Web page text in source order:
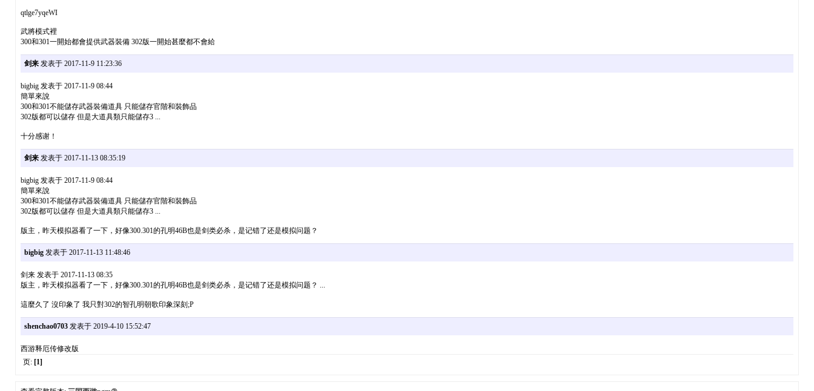
qtlge7yqeWI
武將模式裡
300和301一開始都會提供武器裝備 302版一開始甚麼都不會給
剑来发表于 2017-11-9 11:23:36
bigbig 发表于 2017-11-9 08:44
簡單來說
300和301不能儲存武器裝備道具 只能儲存官階和裝飾品
302版都可以儲存 但是大道具類只能儲存3 ...
十分感谢！
剑来发表于 2017-11-13 08:35:19
bigbig 发表于 2017-11-9 08:44
簡單來說
300和301不能儲存武器裝備道具 只能儲存官階和裝飾品
302版都可以儲存 但是大道具類只能儲存3 ...
版主，昨天模拟器看了一下，好像300.301的孔明46B也是剑类必杀，是记错了还是模拟问题？
bigbig发表于 2017-11-13 11:48:46
剑来 发表于 2017-11-13 08:35
版主，昨天模拟器看了一下，好像300.301的孔明46B也是剑类必杀，是记错了还是模拟问题？ ...
這麼久了 沒印象了 我只對302的智孔明朝歌印象深刻;P
shenchao0703发表于 2019-4-10 15:52:47
西游释厄传修改版
页: [1]